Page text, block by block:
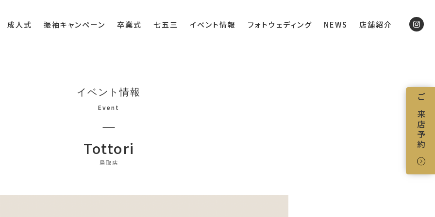
成人式 振袖キャンペーン 卒業式 七五三 イベント情報 フォトウェディング NEWS 店舗紹介
イベント情報
Event
Tottori
鳥取店
ご来店予約